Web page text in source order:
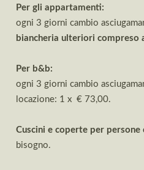
Per gli appartamenti:
ogni 3 giorni cambio
biancheria ulteriori compreso
Per b&b:
ogni 3 giorni cambio
locazione: 1 x € 73,00.
Cuscini e coperte per persone
bisogno.